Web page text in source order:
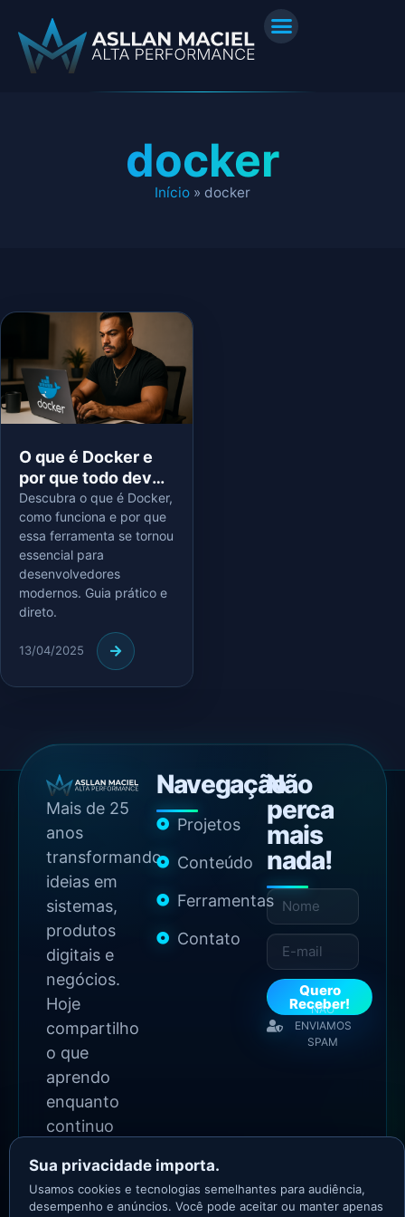
docker
Início » docker
O que é Docker e
por que todo dev
deveria usar
Descubra o que é Docker,
como funciona e por que
essa ferramenta se tornou
essencial para
desenvolvedores
modernos. Guia prático e
direto.
13/04/2025
Mais de 25
anos
transformando
ideias em
sistemas,
produtos
digitais e
negócios.
Hoje
compartilho
o que
aprendo
enquanto
continuo
Navegação
Projetos
Conteúdo
Ferramentas
Contato
Não
perca
mais
nada!
Quero
Receber!
NÃO
ENVIAMOS
SPAM
2026 Copyright - Todos
Sua privacidade importa.
Usamos cookies e tecnologias semelhantes para audiência,
desempenho e anúncios. Você pode aceitar ou manter apenas